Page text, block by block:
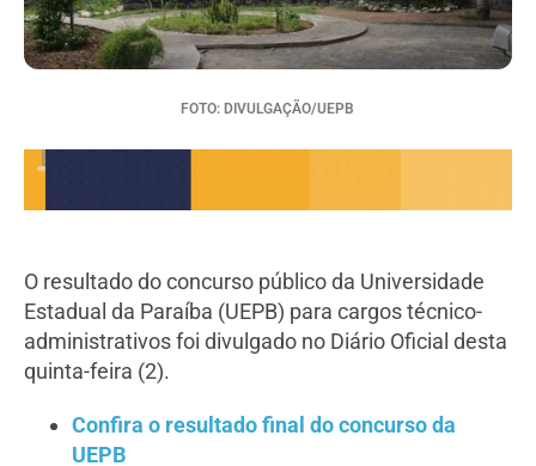
FOTO: DIVULGAÇÃO/UEPB
O resultado do concurso público da Universidade
Estadual da Paraíba (UEPB) para cargos técnico-
administrativos foi divulgado no Diário Oficial desta
quinta-feira (2).
Confira o resultado final do concurso da
UEPB